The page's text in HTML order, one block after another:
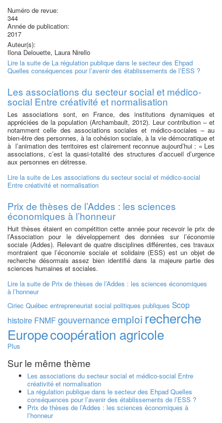
Numéro de revue:
344
Année de publication:
2017
Auteur(s):
Ilona Delouette, Laura Nirello
Lire la suite de La régulation publique dans le secteur des Ehpad
Quelles conséquences pour l’avenir des établissements de l’ESS ?
Les associations du secteur social et médico-
social Entre créativité et normalisation
Les associations sont, en France, des institutions dynamiques et
appréciées de la population (Archambault, 2012). Leur contribution – et
notamment celle des associations sociales et médico-sociales – au
bien-être des personnes, à la cohésion sociale, à la vie démocratique et
à l’animation des territoires est clairement reconnue aujourd’hui : « Les
associations, c’est la quasi-totalité des structures d’accueil d’urgence
aux personnes en détresse.
Lire la suite de Les associations du secteur social et médico-social
Entre créativité et normalisation
Prix de thèses de l’Addes : les sciences
économiques à l’honneur
Huit thèses étaient en compétition cette année pour recevoir le prix de
l’Association pour le développement des données sur l’économie
sociale (Addes). Relevant de quatre disciplines différentes, ces travaux
montraient que l’économie sociale et solidaire (ESS) est un objet de
recherche désormais assez bien identifié dans la majeure partie des
sciences humaines et sociales.
Lire la suite de Prix de thèses de l’Addes : les sciences économiques
à l’honneur
Ciriec Québec entrepreneuriat social politiques publiques Scop
histoire FNMF gouvernanceemploi recherche
Europecoopération agricole
Plus
Sur le même thème
Les associations du secteur social et médico-social Entre
créativité et normalisation
La régulation publique dans le secteur des Ehpad Quelles
conséquences pour l’avenir des établissements de l’ESS ?
Prix de thèses de l’Addes : les sciences économiques à
l’honneur